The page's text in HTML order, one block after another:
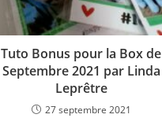
Tuto Bonus pour la Box de
Septembre 2021 par Linda
Leprêtre
27 septembre 2021